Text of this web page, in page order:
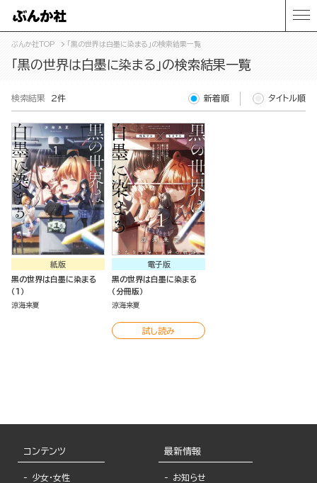
ぶんか社TOP 「黒の世界は白墨に染まる」の検索結果一覧
「黒の世界は白墨に染まる」の検索結果一覧
検索結果 2件 新着順 タイトル順
紙版
黒の世界は白墨に染まる
（１）
涼海来夏
電子版
黒の世界は白墨に染まる
（分冊版）
涼海来夏
試し読み
コンテンツ
少女・女性
最新情報
お知らせ